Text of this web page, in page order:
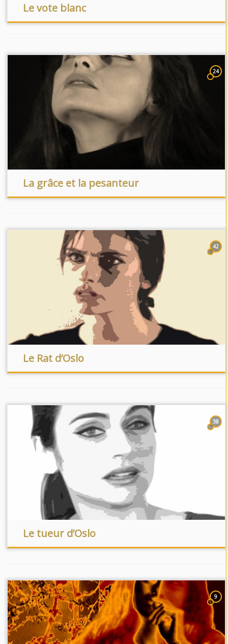
Le vote blanc
24
La grâce et la pesanteur
42
Le Rat d’Oslo
38
Le tueur d’Oslo
9